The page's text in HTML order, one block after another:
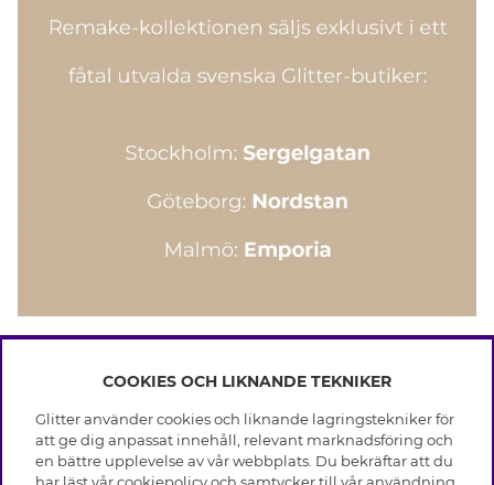
INFO
Leverans
Villkor
Integritetspolicy
OM GLITTER
COOKIES OCH LIKNANDE TEKNIKER
Glitter använder cookies och liknande lagringstekniker för
att ge dig anpassat innehåll, relevant marknadsföring och
en bättre upplevelse av vår webbplats. Du bekräftar att du